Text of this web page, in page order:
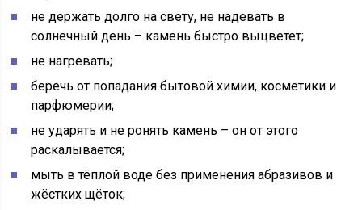
не держать долго на свету, не надевать в
солнечный день – камень быстро выцветет;
не нагревать;
беречь от попадания бытовой химии, косметики и
парфюмерии;
не ударять и не ронять камень – он от этого
раскалывается;
мыть в тёплой воде без применения абразивов и
жёстких щёток;